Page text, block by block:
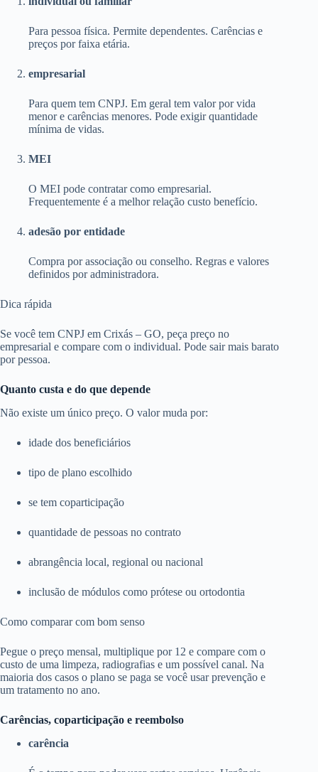
Para pessoa física. Permite dependentes. Carências e
preços por faixa etária.
empresarial
Para quem tem CNPJ. Em geral tem valor por vida
menor e carências menores. Pode exigir quantidade
mínima de vidas.
MEI
O MEI pode contratar como empresarial.
Frequentemente é a melhor relação custo benefício.
adesão por entidade
Compra por associação ou conselho. Regras e valores
definidos por administradora.
Dica rápida
Se você tem CNPJ em Crixás – GO, peça preço no
empresarial e compare com o individual. Pode sair mais barato
por pessoa.
Quanto custa e do que depende
Não existe um único preço. O valor muda por:
idade dos beneficiários
tipo de plano escolhido
se tem coparticipação
quantidade de pessoas no contrato
abrangência local, regional ou nacional
inclusão de módulos como prótese ou ortodontia
Como comparar com bom senso
Pegue o preço mensal, multiplique por 12 e compare com o
custo de uma limpeza, radiografias e um possível canal. Na
maioria dos casos o plano se paga se você usar prevenção e
um tratamento no ano.
Carências, coparticipação e reembolso
carência